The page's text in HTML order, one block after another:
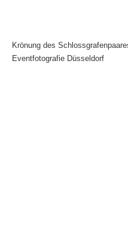
Krönung des
Eventfotografie Düsseldorf